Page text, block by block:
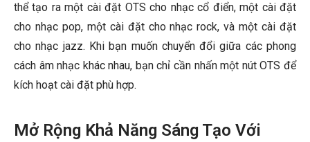
thể tạo ra một cài đặt OTS cho nhạc cổ điển, một cài đặt
cho nhạc pop, một cài đặt cho nhạc rock, và một cài đặt
cho nhạc jazz. Khi bạn muốn chuyển đổi giữa các phong
cách âm nhạc khác nhau, bạn chỉ cần nhấn một nút OTS để
kích hoạt cài đặt phù hợp.
Mở Rộng Khả Năng Sáng Tạo Với